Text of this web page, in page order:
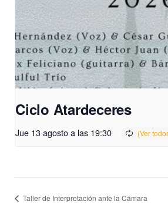
Ciclo Atardeceres
Jue 13 agosto a las 19:30
Taller de Interpretación ante la Cámara